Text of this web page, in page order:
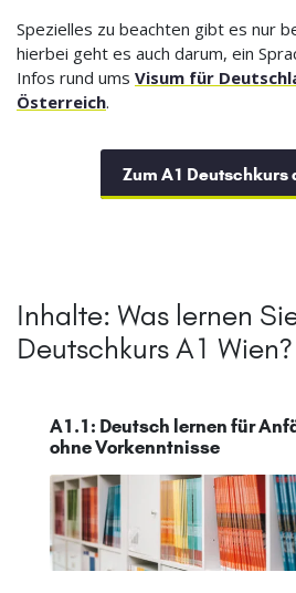
Spezielles zu beachten gibt es nur
hierbei geht es auch darum, ein
Infos rund ums Visum für
Österreich.
Zum A1 Deutschkurs
Inhalte: Was lernen
Deutschkurs A1 Wien?
A1.1: Deutsch lernen für
ohne Vorkenntnisse